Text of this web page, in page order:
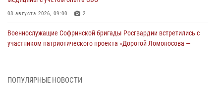
08 августа 2026, 09:00 2
Военнослужащие Софринской бригады Росгвардии встретились с
участником патриотического проекта «Дорогой Ломоносова —
ПОПУЛЯРНЫЕ НОВОСТИ